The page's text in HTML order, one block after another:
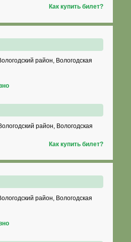
Как купить билет?
район, Вологодская
район, Вологодская
Как купить билет?
район, Вологодская